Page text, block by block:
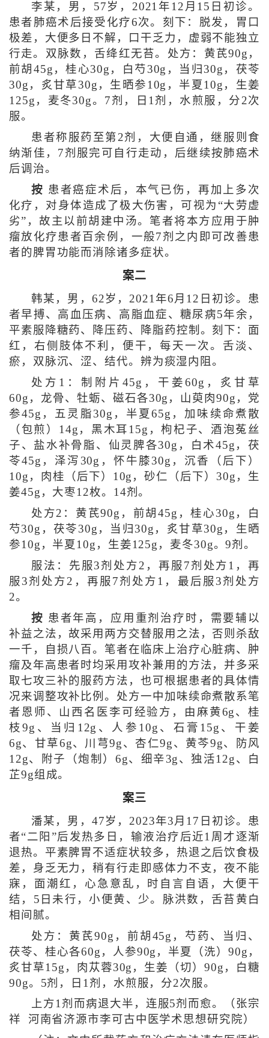
李某，男，57岁，2021年12月15日初诊。
患者肺癌术后接受化疗6次。刻下：脱发，胃口
极差，大便多日不解，口干乏力，虚弱不能独立
行走。双脉数，舌绛红无苔。处方：黄芪90g，
前胡45g，桂心30g，白芍30g，当归30g，茯苓
30g，炙甘草30g，生晒参10g，半夏10g，生姜
125g，麦冬30g。7剂，日1剂，水煎服，分2次
服。
患者称服药至第2剂，大便自通，继服则食
纳渐佳，7剂服完可自行走动，后继续按肺癌术
后调治。
按 患者癌症术后，本气已伤，再加上多次
化疗，对身体造成了极大伤害，可视为“大劳虚
劣”，故主以前胡建中汤。笔者将本方应用于肿
瘤放化疗患者百余例，一般7剂之内即可改善患
者的脾胃功能而消除诸多症状。
案二
韩某，男，62岁，2021年6月12日初诊。患
者早搏、高血压病、高脂血症、糖尿病5年余，
平素服降糖药、降压药、降脂药控制。刻下：面
红，右侧肢体不利，便干，每天一次。舌淡、
瘀，双脉沉、涩、结代。辨为痰湿内阻。
处方1：制附片45g，干姜60g，炙甘草
60g，龙骨、牡蛎、磁石各30g，山萸肉90g，党
参45g，五灵脂30g，半夏65g，加味续命煮散
（包煎）14g，黑木耳15g，枸杞子、酒泡菟丝
子、盐水补骨脂、仙灵脾各30g，白术45g，茯
苓45g，泽泻30g，怀牛膝30g，沉香（后下）
10g，肉桂（后下）10g，砂仁（后下）30g，生
姜45g，大枣12枚。14剂。
处方2：黄芪90g，前胡45g，桂心30g，白
芍30g，茯苓30g，当归30g，炙甘草30g，生晒
参10g，半夏10g，生姜125g，麦冬30g。9剂。
服法：先服3剂处方2，再服7剂处方1，再
服3剂处方2，再服7剂处方1，最后服3剂处方
2。
按 患者年高，应用重剂治疗时，需要辅以
补益之法，故采用两方交替服用之法，否则杀敌
一千，自损八百。笔者在临床上治疗心脏病、肿
瘤及年高患者时均采用攻补兼用的方法，并多采
取七攻三补的服药方法，也可根据患者的具体情
况来调整攻补比例。处方一中加味续命煮散系笔
者恩师、山西名医李可经验方，由麻黄6g、桂
枝9g、当归12g、人参10g、石膏15g、干姜
6g、甘草6g、川芎9g、杏仁9g、黄芩9g、防风
12g、附子（炮制）6g、细辛3g、独活12g、白
芷9g组成。
案三
潘某，男，47岁，2023年3月17日初诊。患
者“二阳”后发热多日，输液治疗后近1周才逐渐
退热。平素脾胃不适症状较多，热退之后饮食极
差，身乏无力，稍有行走即感体力不支，夜不能
寐，面潮红，心急意乱，时自言自语，大便干
结，5日未行，小便黄、少。脉洪数，舌苔黄白
相间腻。
处方：黄芪90g，前胡45g，芍药、当归、
茯苓、桂心各60g，人参90g，半夏（洗）90g，
炙甘草15g，肉苁蓉30g，生姜（切）90g，白糖
90g。5剂，日1剂，水煎服，分2次服。
上方1剂而病退大半，连服5剂而愈。（张宗
祥 河南省济源市李可古中医学术思想研究院）